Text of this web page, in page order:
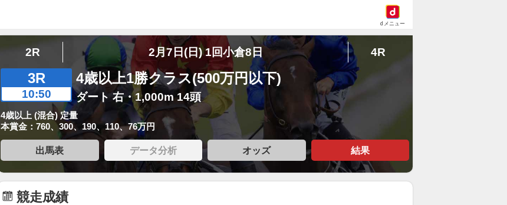
dメニュー
2R 2月7日(日) 1回小倉8日 4R
3R
10:50
4歳以上1勝クラス(500万円以下)
ダート 右・1,000m 14頭
4歳以上 (混合) 定量
本賞金：760、300、190、110、76万円
出馬表 データ分析 オッズ 結果
競走成績